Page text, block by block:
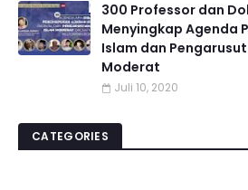
300 Professor dan
Menyingkap Agenda
Islam dan
Moderat
Juli 10, 2020
CATEGORIES